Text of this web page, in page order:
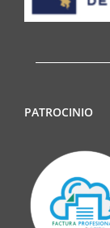
PATROCINIO